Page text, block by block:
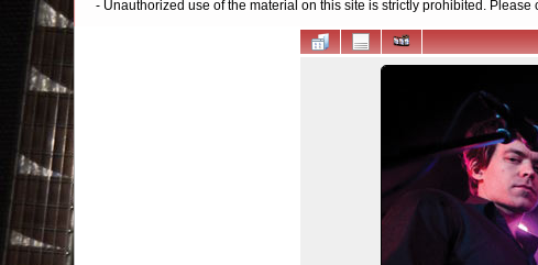
- Unauthorized use of the material on this site is strictly prohibited.